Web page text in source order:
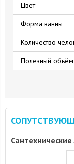
Цвет
Форма ванны
Количество
Полезный объём